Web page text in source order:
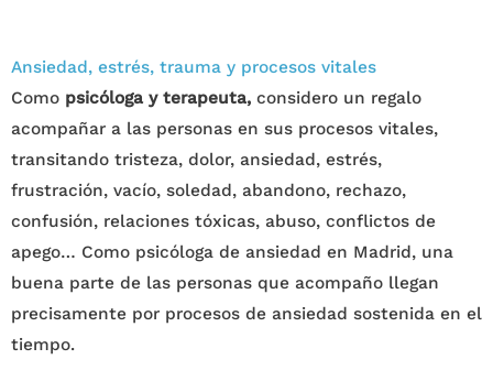
Ansiedad, estrés, trauma y procesos vitales
Como psicóloga y terapeuta, considero un regalo
acompañar a las personas en sus procesos vitales,
transitando tristeza, dolor, ansiedad, estrés,
frustración, vacío, soledad, abandono, rechazo,
confusión, relaciones tóxicas, abuso, conflictos de
apego… Como psicóloga de ansiedad en Madrid, una
buena parte de las personas que acompaño llegan
precisamente por procesos de ansiedad sostenida en el
tiempo.